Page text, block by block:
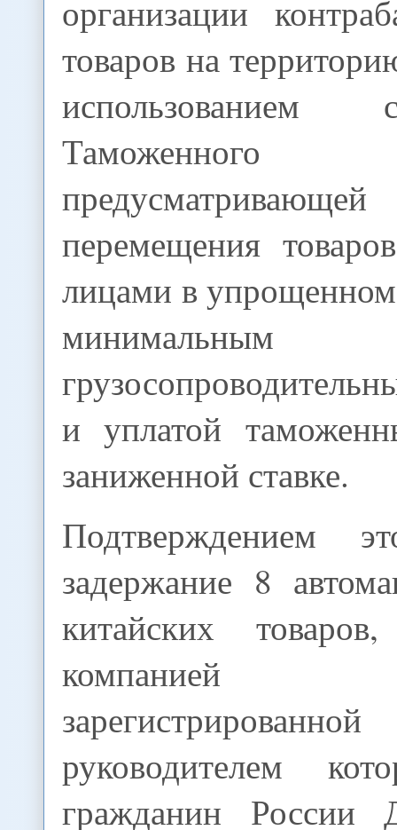
организации
товаров на
Таможенного
перемещения
лицами в
минимальным
и уплатой
заниженной ставке.
Подтверждением
задержание 8
китайских
компанией
руководителем
гражданин России